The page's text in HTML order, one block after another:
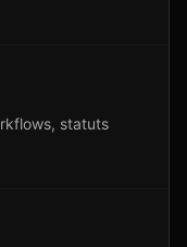
statuts